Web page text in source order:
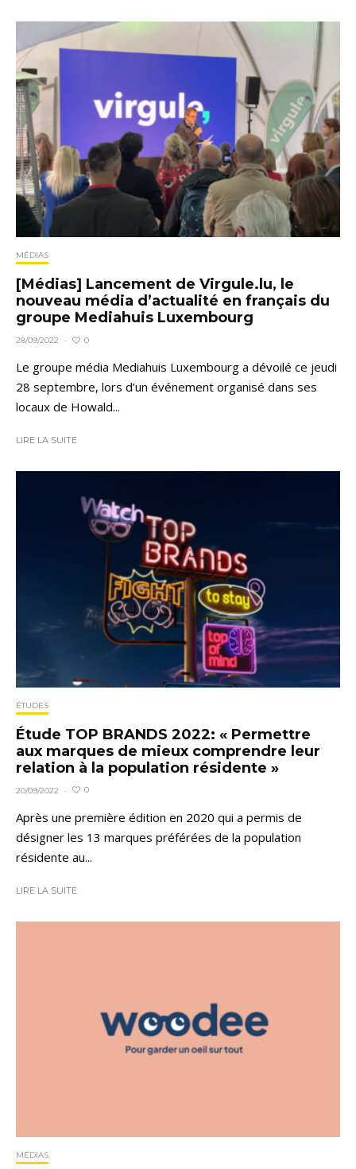
MÉDIAS
[Médias] Lancement de Virgule.lu, le
nouveau média d’actualité en français du
groupe Mediahuis Luxembourg
28/09/2022 · 0
Le groupe média Mediahuis Luxembourg a dévoilé ce jeudi
28 septembre, lors d’un événement organisé dans ses
locaux de Howald...
LIRE LA SUITE
ÉTUDES
Étude TOP BRANDS 2022: « Permettre
aux marques de mieux comprendre leur
relation à la population résidente »
20/09/2022 · 0
Après une première édition en 2020 qui a permis de
désigner les 13 marques préférées de la population
résidente au...
LIRE LA SUITE
MÉDIAS